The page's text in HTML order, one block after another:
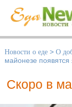
Новости о еде > О
майонезе появятся
Скоро в